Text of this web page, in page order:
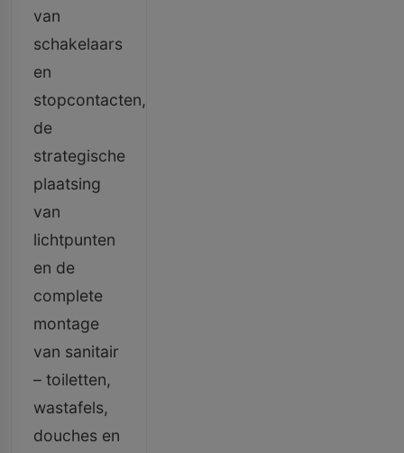
van
schakelaars
en
stopcontacten,
de
strategische
plaatsing
van
lichtpunten
en de
complete
montage
van sanitair
– toiletten,
wastafels,
douches en